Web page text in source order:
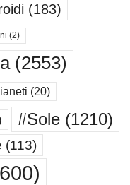
(183)
(2)
(2553)
(20)
#Sole (1210)
(113)